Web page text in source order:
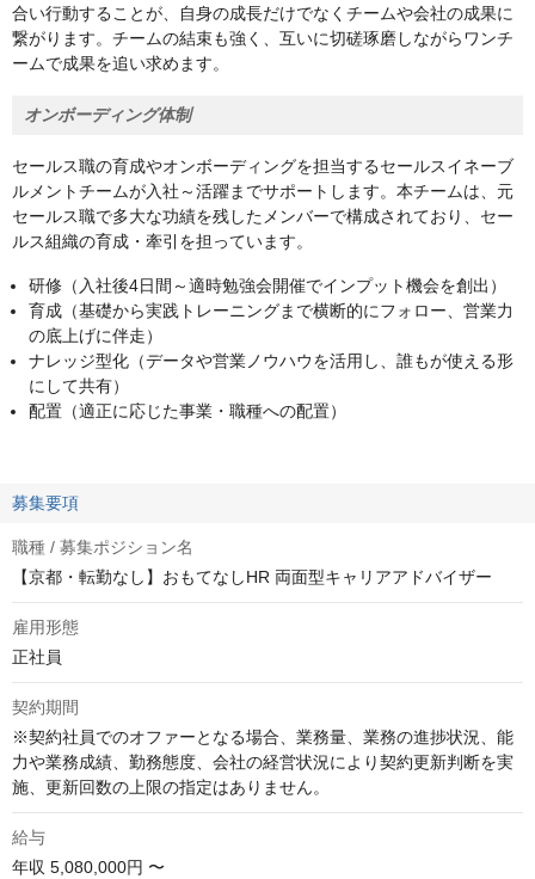
合い行動することが、自身の成長だけでなくチームや会社の成果に
繋がります。チームの結束も強く、互いに切磋琢磨しながらワンチ
ームで成果を追い求めます。
オンボーディング体制
セールス職の育成やオンボーディングを担当するセールスイネーブ
ルメントチームが入社～活躍までサポートします。本チームは、元
セールス職で多大な功績を残したメンバーで構成されており、セー
ルス組織の育成・牽引を担っています。
研修（入社後4日間～適時勉強会開催でインプット機会を創出）
育成（基礎から実践トレーニングまで横断的にフォロー、営業力
の底上げに伴走）
ナレッジ型化（データや営業ノウハウを活用し、誰もが使える形
にして共有）
配置（適正に応じた事業・職種への配置）
募集要項
職種 / 募集ポジション名
【京都・転勤なし】おもてなしHR 両面型キャリアアドバイザー
雇用形態
正社員
契約期間
※契約社員でのオファーとなる場合、業務量、業務の進捗状況、能
力や業務成績、勤務態度、会社の経営状況により契約更新判断を実
施、更新回数の上限の指定はありません。
給与
年収 5,080,000円 〜